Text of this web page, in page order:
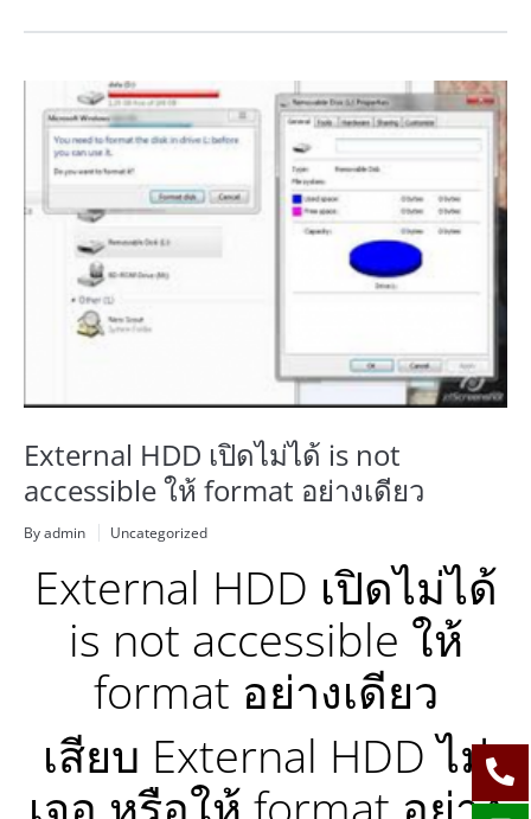
External HDD เปิดไม่ได้ is not
accessible ให้ format อย่างเดียว
By admin Uncategorized
External HDD เปิดไม่ได้
is not accessible ให้
format อย่างเดียว
เสียบ External HDD ไม่